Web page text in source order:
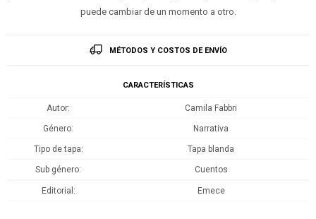
puede cambiar de un momento a otro.
MÉTODOS Y COSTOS DE ENVÍO
CARACTERÍSTICAS
Autor Camila Fabbri
Género Narrativa
Tipo de tapa Tapa blanda
Sub género Cuentos
Editorial Emece